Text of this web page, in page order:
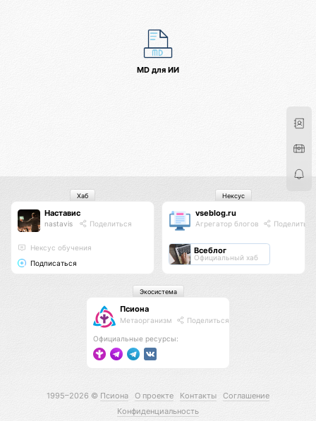
MD для ИИ
Наставис
nastavis Поделиться
Нексус обучения
Подписаться
Хаб
vseblog.ru
Агрегатор блогов Поделиться
Всеблог
Официальный хаб
Нексус
Псиона
Метаорганизм Поделиться
Официальные ресурсы:
Экосистема
1995–2026 © Псиона О проекте Контакты
Соглашение
Конфиденциальность